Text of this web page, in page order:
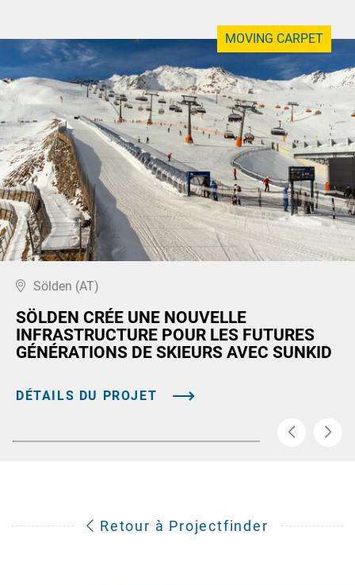
MOVING CARPET
Sölden (AT)
SÖLDEN CRÉE UNE NOUVELLE
INFRASTRUCTURE POUR LES FUTURES
GÉNÉRATIONS DE SKIEURS AVEC SUNKID
DÉTAILS DU PROJET
Retour à Projectfinder